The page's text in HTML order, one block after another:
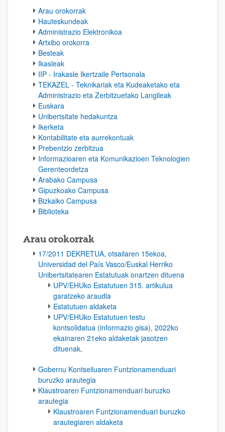
Arau orokorrak
Hauteskundeak
Administrazio Elektronikoa
Artxibo orokorra
Besteak
Ikasleak
IIP - Irakasle Ikertzaile Pertsonala
TEKAZEL - Teknikariak eta Kudeaketako eta
Administrazio eta Zerbitzuetako Langileak
Euskara
Unibertsitate hedakuntza
Ikerketa
Kontabilitate eta aurrekontuak
Prebentzio zerbitzua
Informazioaren eta Komunikazioen Teknologien
Gerenteordetza
Arabako Campusa
Gipuzkoako Campusa
Bizkaiko Campusa
Biblioteka
Arau orokorrak
17/2011 DEKRETUA, otsailaren 15ekoa,
Universidad del País Vasco/Euskal Herriko
Unibertsitatearen Estatutuak onartzen dituena
UPV/EHUko Estatutuen 315. artikulua
garatzeko araudia
Estatutuen aldaketa
UPV/EHUko Estatutuen testu
kontsolidatua (informazio gisa), 2022ko
ekainaren 21eko aldaketak jasotzen
dituenak.
Gobernu Kontseiluaren Funtzionamenduari
buruzko arautegia
Klaustroaren Funtzionamenduari buruzko
arautegia
Klaustroaren Funtzionamenduari buruzko
arautegiaren aldaketa